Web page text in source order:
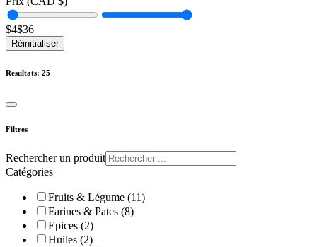
$4$36
Réinitialiser
Resultats: 25
Filtres
Rechercher un produit
Catégories
Fruits & Légume (11)
Farines & Pates (8)
Epices (2)
Huiles (2)